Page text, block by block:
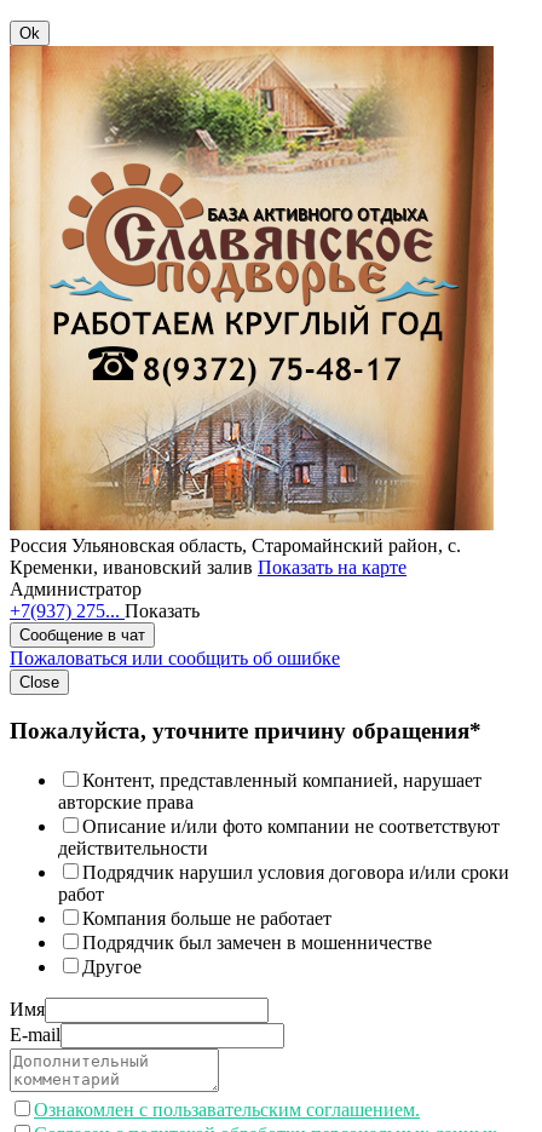
Ok
Россия Ульяновская область, Старомайнский район, с.
Кременки, ивановский залив Показать на карте
Администратор
+7(937) 275... Показать
Сообщение в чат
Пожаловаться или сообщить об ошибке
Close
Пожалуйста, уточните причину обращения*
Контент, представленный компанией, нарушает
авторские права
Описание и/или фото компании не соответствуют
действительности
Подрядчик нарушил условия договора и/или сроки
работ
Компания больше не работает
Подрядчик был замечен в мошенничестве
Другое
Имя
E-mail
Ознакомлен с пользавательским соглашением.